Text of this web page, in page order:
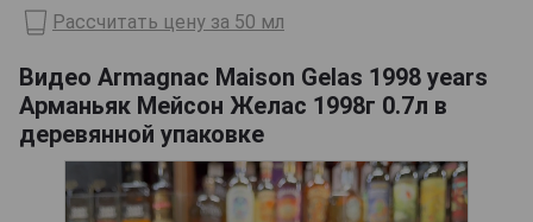
Рассчитать цену за 50 мл
Видео Armagnac Maison Gelas 1998 years
Арманьяк Мейсон Желас 1998г 0.7л в
деревянной упаковке